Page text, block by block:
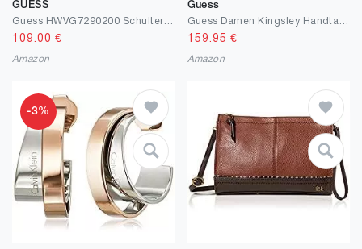
GUESS
Guess HWVG7290200 Schultertasche Frau CAMEO GENERICA
109.00 €
Amazon
Guess
159.95 €
Amazon
-3%